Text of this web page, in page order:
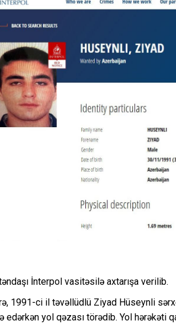
İnterpol vasitəsilə axtarışa verilib.
1991-ci il təvəllüdlü Ziyad Hüseynli
yol qəzası törədib. Yol hərəkəti